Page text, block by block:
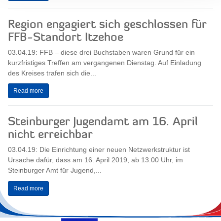
Region engagiert sich geschlossen für
FFB-Standort Itzehoe
03.04.19: FFB – diese drei Buchstaben waren Grund für ein
kurzfristiges Treffen am vergangenen Dienstag. Auf Einladung
des Kreises trafen sich die...
Read more
Steinburger Jugendamt am 16. April
nicht erreichbar
03.04.19: Die Einrichtung einer neuen Netzwerkstruktur ist
Ursache dafür, dass am 16. April 2019, ab 13.00 Uhr, im
Steinburger Amt für Jugend,...
Read more